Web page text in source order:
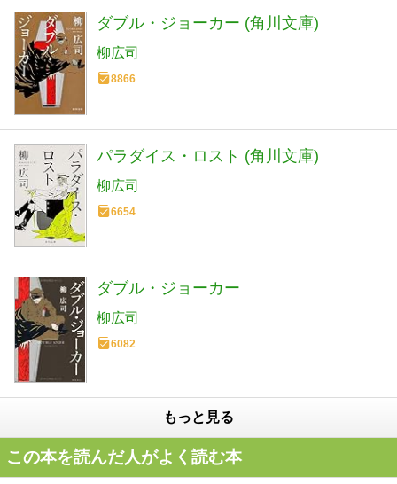
ダブル・ジョーカー (角川文庫)
柳広司
8866
パラダイス・ロスト (角川文庫)
柳広司
6654
ダブル・ジョーカー
柳広司
6082
もっと見る
この本を読んだ人がよく読む本